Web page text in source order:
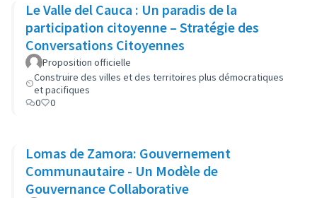
Le Valle del Cauca : Un paradis de la
participation citoyenne – Stratégie des
Conversations Citoyennes
Proposition officielle
Construire des villes et des territoires plus démocratiques
et pacifiques
0
0
Lomas de Zamora: Gouvernement
Communautaire - Un Modèle de
Gouvernance Collaborative